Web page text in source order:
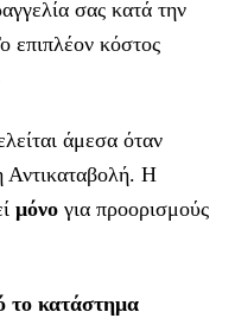
σας κατά την
επιπλέον κόστος
άμεσα όταν
Αντικαταβολή. Η
μόνο για προορισμούς
κατάστημα